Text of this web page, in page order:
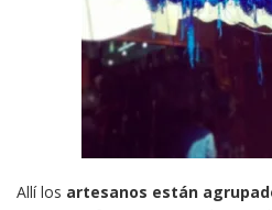
Allí los artesanos están